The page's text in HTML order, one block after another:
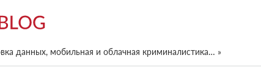
данных, мобильная и облачная криминалистика… »